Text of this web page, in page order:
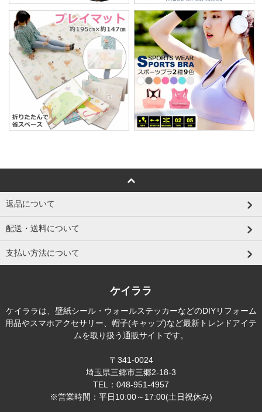
返品について
配送・送料について
支払い方法について
ケイララ
ケイララは、壁紙シール・ウォールステッカーなどのDIYリフォーム
用品やスマホアクセサリー、帽子(キャップ)など最新トレンドアイテ
ムを取り扱う通販サイトです。
〒341-0024
埼玉県三郷市三郷2-18-3
TEL：048-951-4957
※営業時間：平日10:00～17:00(土日祝休み)